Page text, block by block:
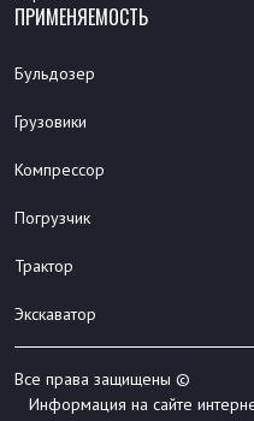
ПРИМЕНЯЕМОСТЬ
Бульдозер
Грузовики
Компрессор
Погрузчик
Трактор
Экскаватор
Все права защищены ©
Информация на сайте